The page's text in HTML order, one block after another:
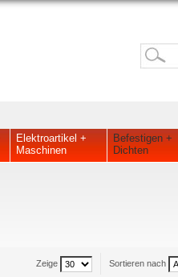
Elektroartikel +
Maschinen
Befestigen +
Dichten
Sortieren nach
Zeige